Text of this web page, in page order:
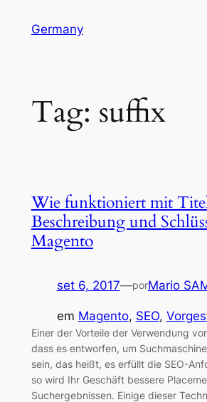
Germany
Tag: suffix
Wie funktioniert mit
Beschreibung und
Magento
set 6, 2017—porMario
em Magento, SEO,
Einer der Vorteile der Verwendung
dass es entworfen, um
sein, das heißt, es erfüllt die SEO-
so wird Ihr Geschäft bessere
Suchergebnissen. Einige dieser